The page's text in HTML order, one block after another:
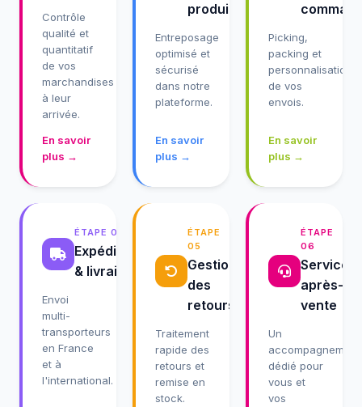
Contrôle
qualité et
quantitatif
de vos
marchandises
à leur
arrivée.
En savoir
plus →
produits
Entreposage
optimisé et
sécurisé
dans notre
plateforme.
En savoir
plus →
Picking,
packing et
personnalisation
de vos
envois.
En savoir
plus →
ÉTAPE 04
Expédition
& livraison
Envoi
multi-
transporteurs
en France
et à
l'international.
ÉTAPE
05
Gestion
des
retours
Traitement
rapide des
retours et
remise en
stock.
ÉTAPE
06
Service
après-
vente
Un
accompagnement
dédié pour
vous et
vos